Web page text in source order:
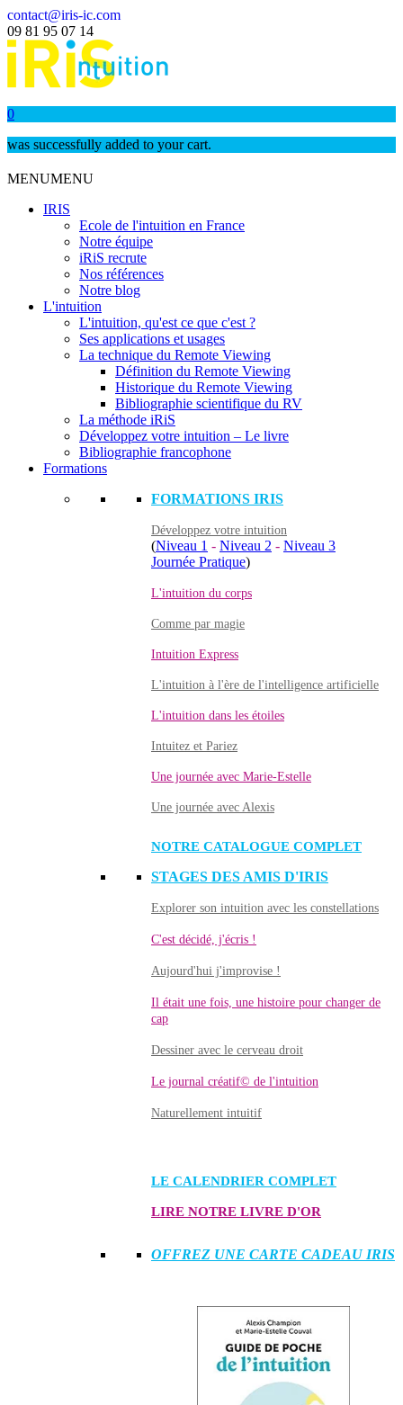
contact@iris-ic.com
09 81 95 07 14
0
was successfully added to your cart.
MENUMENU
IRIS
Ecole de l'intuition en France
Notre équipe
iRiS recrute
Nos références
Notre blog
L'intuition
L'intuition, qu'est ce que c'est ?
Ses applications et usages
La technique du Remote Viewing
Définition du Remote Viewing
Historique du Remote Viewing
Bibliographie scientifique du RV
La méthode iRiS
Développez votre intuition – Le livre
Bibliographie francophone
Formations
FORMATIONS IRIS
Développez votre intuition
(Niveau 1 - Niveau 2 - Niveau 3
Journée Pratique)
L'intuition du corps
Comme par magie
Intuition Express
L'intuition à l'ère de l'intelligence artificielle
L'intuition dans les étoiles
Intuitez et Pariez
Une journée avec Marie-Estelle
Une journée avec Alexis
NOTRE CATALOGUE COMPLET
STAGES DES AMIS D'IRIS
Explorer son intuition avec les constellations
C'est décidé, j'écris !
Aujourd'hui j'improvise !
Il était une fois, une histoire pour changer de
cap
Dessiner avec le cerveau droit
Le journal créatif© de l'intuition
Naturellement intuitif
LE CALENDRIER COMPLET
LIRE NOTRE LIVRE D'OR
OFFREZ UNE CARTE CADEAU IRIS